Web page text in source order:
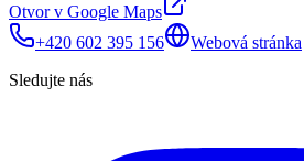
Otvor v Google Maps
+420 602 395 156
Webová stránka
Sledujte nás